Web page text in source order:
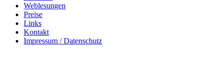
Weblesungen
Preise
Links
Kontakt
Impressum / Datenschutz